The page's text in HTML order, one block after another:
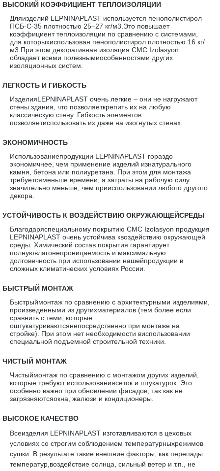
ВЫСОКИЙ КОЭФФИЦИЕНТ ТЕПЛОИЗОЛЯЦИИ
Дляизделий LEPNINAPLAST используется пенополистирол
ПСБ-С-35 плотностью 25–27 кг/м3.Это повышает
коэффициент теплоизоляции по сравнению с системами,
для которыхиспользован пенополистирол плотностью 16 кг/
м3.При этом декоративная изоляция CMC Izolasyon
обладает всеми полезнымиособенностями других
изоляционных систем.
ЛЕГКОСТЬ И ГИБКОСТЬ
ИзделияLEPNINAPLAST очень легкие – они не нагружают
стены здания, что позволяеткрепить их на любую
классическую стену. Гибкость элементов
позволяетиспользовать их даже на изогнутых стенах.
ЭКОНОМИЧНОСТЬ
Использованиепродукции LEPNINAPLAST гораздо
экономичнее, чем применение изделий изнатурального
камня, бетона или полиуретана. При этом для монтажа
требуетсяменьше времени, а затраты на рабочую силу
значительно меньше, чем прииспользовании любого другого
декора.
УСТОЙЧИВОСТЬ К ВОЗДЕЙСТВИЮ ОКРУЖАЮЩЕЙСРЕДЫ
Благодаряспециальному покрытию CMC Izolasyon продукция
LEPNINAPLAST очень устойчива квоздействию окружающей
среды. Химический состав покрытия гарантирует
полнуювлагонепроницаемость и максимальную
долговечность при использовании нашейпродукции в
сложных климатических условиях России.
БЫСТРЫЙ МОНТАЖ
Быстрыймонтаж по сравнению с архитектурными изделиями,
произведенными из другихматериалов (тем более если
сравнить с теми, которые
оштукатуриваютсянепосредственно при монтаже на
стройке). При этом нет необходимости виспользовании
специальной подъемной строительной техники.
ЧИСТЫЙ МОНТАЖ
Чистыймонтаж по сравнению с монтажом других изделий,
которые требуют использованиясеток и штукатурок. Это
особенно важно при обновлении фасадов, так как не
загрязняютсяокна, жалюзи и кондиционеры.
ВЫСОКОЕ КАЧЕСТВО
Всеизделия LEPNINAPLAST изготавливаются в цеховых
условиях со строгим соблюдением температурныхрежимов
сушки. В результате такие внешние факторы, как перепады
температур,воздействие солнца, сильный ветер и т.п., не